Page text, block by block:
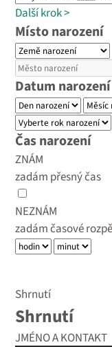
Další krok>
Místo narození
Datum narození
Čas narození
ZNÁM
zadám přesný čas
NEZNÁM
zadám časové
Shrnutí
Shrnutí
JMÉNO A KONTAKT